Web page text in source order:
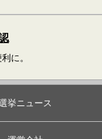
に。
挙ニュース